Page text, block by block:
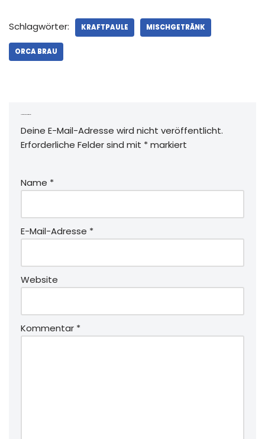
Schlagwörter: KRAFTPAULE MISCHGETRÄNK
ORCA BRAU
Deine E-Mail-Adresse wird nicht veröffentlicht.
Erforderliche Felder sind mit *markiert
Name *
E-Mail-Adresse *
Website
Kommentar *